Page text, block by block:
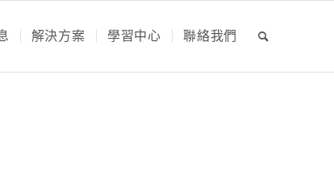
解決方案 學習中心 聯絡我們